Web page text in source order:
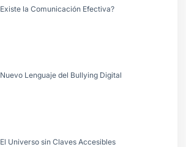
Existe la Comunicación Efectiva?
Nuevo Lenguaje del Bullying Digital
El Universo sin Claves Accesibles